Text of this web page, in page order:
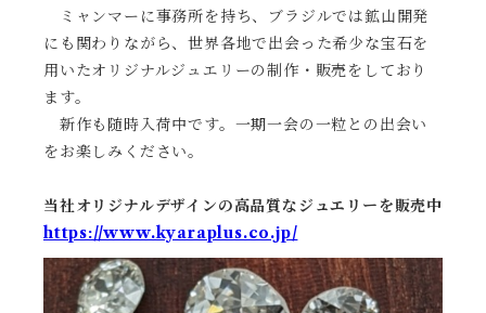
ミャンマーに事務所を持ち、ブラジルでは鉱山開発
にも関わりながら、世界各地で出会った希少な宝石を
用いたオリジナルジュエリーの制作・販売をしており
ます。
新作も随時入荷中です。一期一会の一粒との出会い
をお楽しみください。
当社オリジナルデザインの高品質なジュエリーを販売中
https://www.kyaraplus.co.jp/